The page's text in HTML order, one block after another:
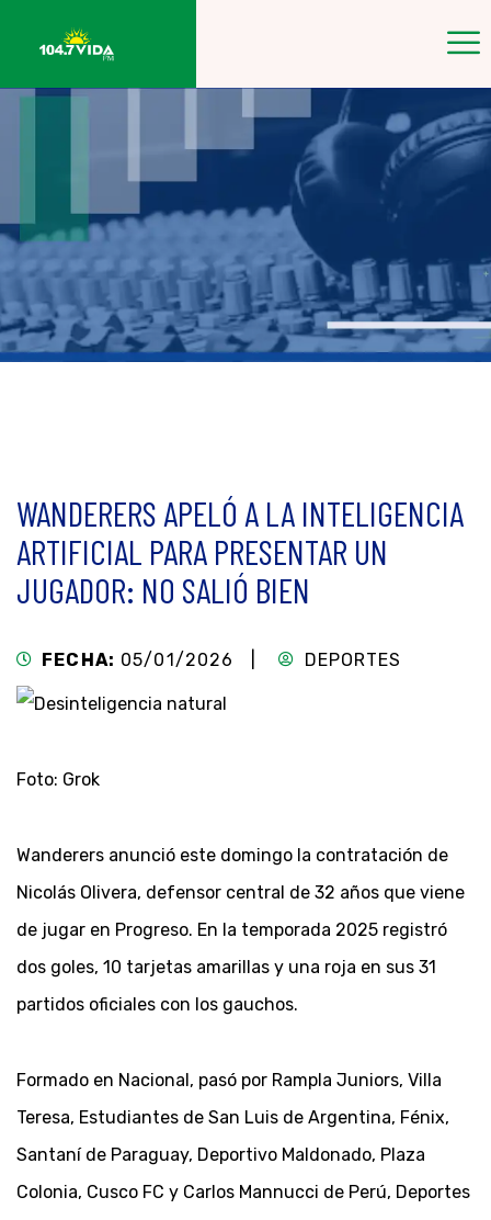
WANDERERS APELÓ A LA INTELIGENCIA
ARTIFICIAL PARA PRESENTAR UN
JUGADOR: NO SALIÓ BIEN
FECHA: 05/01/2026 | DEPORTES
Foto: Grok
Wanderers anunció este domingo la contratación de
Nicolás Olivera, defensor central de 32 años que viene
de jugar en Progreso. En la temporada 2025 registró
dos goles, 10 tarjetas amarillas y una roja en sus 31
partidos oficiales con los gauchos.
Formado en Nacional, pasó por Rampla Juniors, Villa
Teresa, Estudiantes de San Luis de Argentina, Fénix,
Santaní de Paraguay, Deportivo Maldonado, Plaza
Colonia, Cusco FC y Carlos Mannucci de Perú, Deportes